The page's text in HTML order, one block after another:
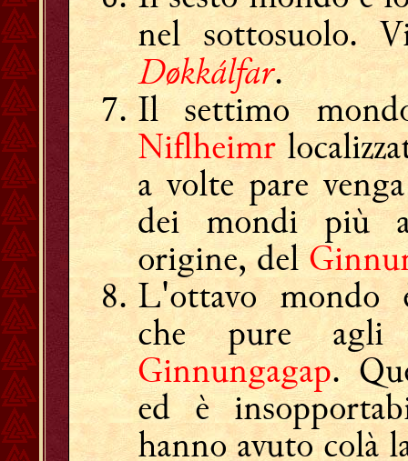
nel sottosuolo.
Døkkálfar.
Il settimo
Niflheimr
a volte pare
dei mondi più
origine, del
L'ottavo
che pure agli
Ginnungagap.
ed è
hanno avuto colà